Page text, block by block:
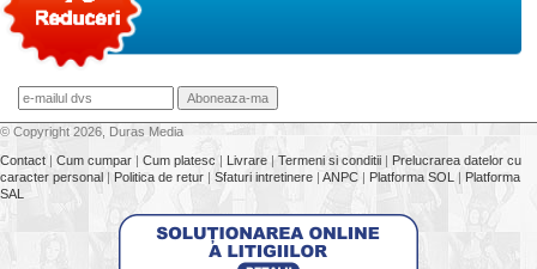
© Copyright 2026, Duras Media
Contact | Cum cumpar | Cum platesc | Livrare | Termeni si conditii | Prelucrarea datelor cu
caracter personal | Politica de retur | Sfaturi intretinere | ANPC | Platforma SOL | Platforma
SAL